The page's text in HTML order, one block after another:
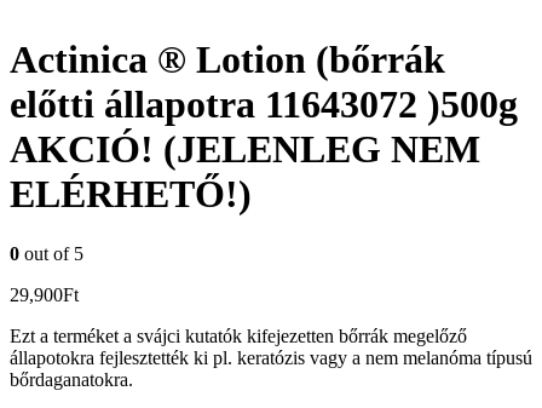
Actinica ® Lotion (bőrrák
előtti állapotra 11643072 )500g
AKCIÓ! (JELENLEG NEM
ELÉRHETŐ!)
0 out of 5
29,900Ft
Ezt a terméket a svájci kutatók kifejezetten bőrrák megelőző
állapotokra fejlesztették ki pl. keratózis vagy a nem melanóma típusú
bőrdaganatokra.